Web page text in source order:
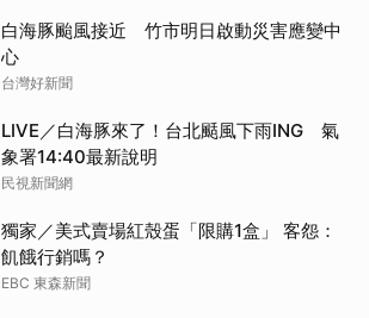
白海豚颱風接近 竹市明日啟動災害應變中
心
台灣好新聞
LIVE／白海豚來了！台北颳風下雨ING 氣
象署14:40最新說明
民視新聞網
獨家／美式賣場紅殼蛋「限購1盒」 客怨：
飢餓行銷嗎？
EBC 東森新聞